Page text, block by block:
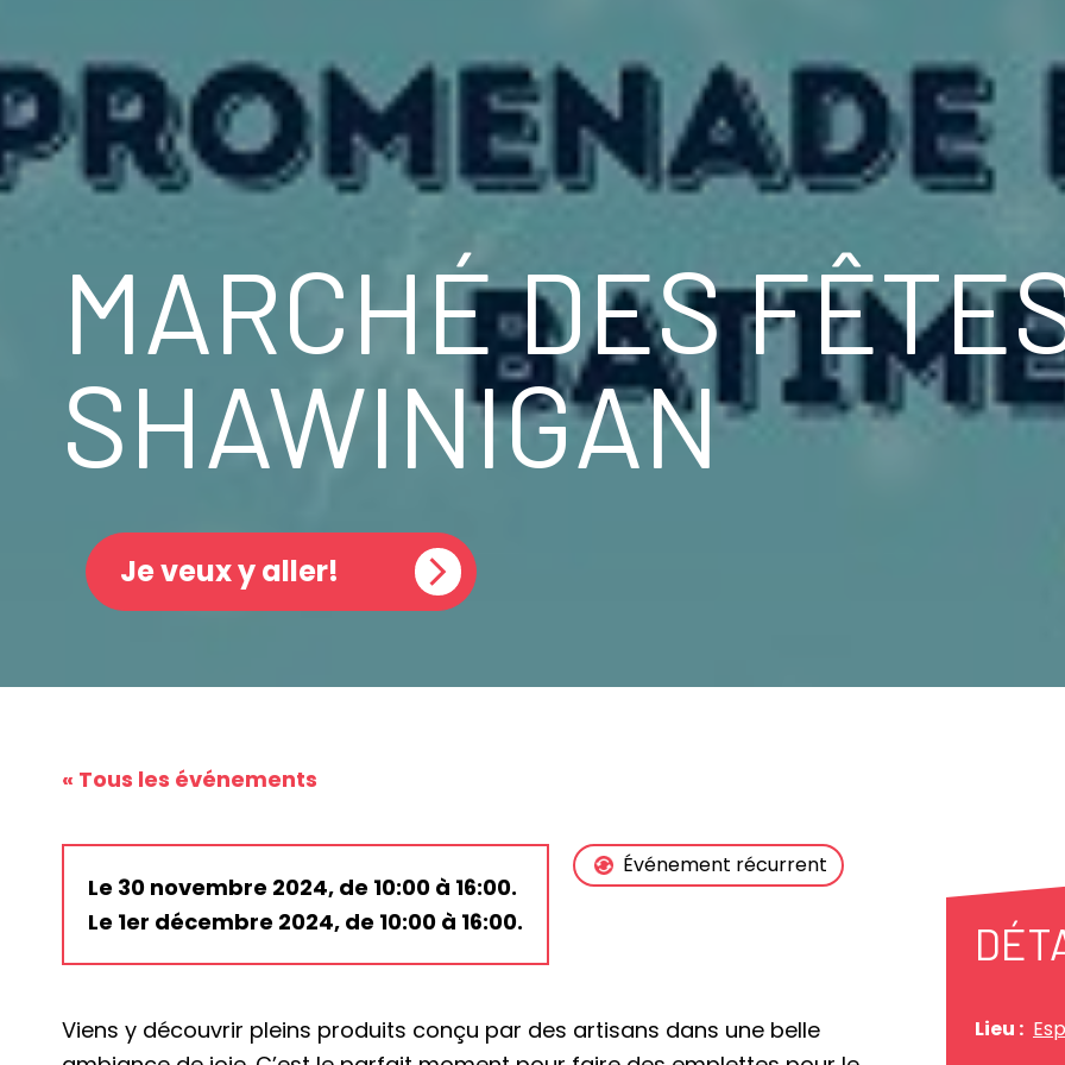
MARCHÉ DES
SHAWINIGAN
Je veux y aller!
« Tous les événements
Le 30 novembre 2024, de 10:00 à 16:00.
Le 1er décembre 2024, de 10:00 à 16:00.
Événement récurrent
Viens y découvrir pleins produits conçu par des artisans dans une belle
Lieu :